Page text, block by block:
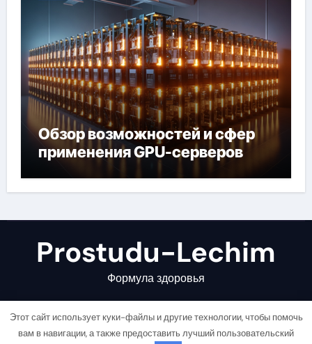
Обзор возможностей и сфер
применения GPU-серверов
Prostudu-Lechim
Формула здоровья
Этот сайт использует куки-файлы и другие технологии, чтобы помочь
вам в навигации, а также предоставить лучший пользовательский